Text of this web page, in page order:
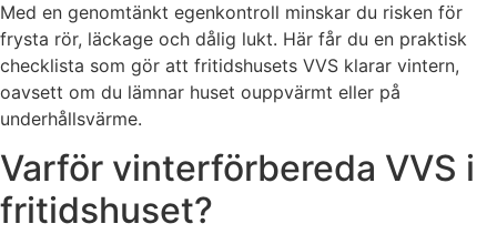
Med en genomtänkt egenkontroll minskar du risken för
frysta rör, läckage och dålig lukt. Här får du en praktisk
checklista som gör att fritidshusets VVS klarar vintern,
oavsett om du lämnar huset ouppvärmt eller på
underhållsvärme.
Varför vinterförbereda VVS i
fritidshuset?